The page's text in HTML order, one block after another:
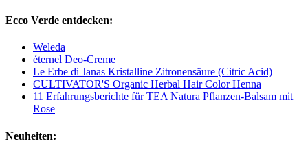
Ecco Verde entdecken:
Weleda
éternel Deo-Creme
Le Erbe di Janas Kristalline Zitronensäure (Citric Acid)
CULTIVATOR'S Organic Herbal Hair Color Henna
11 Erfahrungsberichte für TEA Natura Pflanzen-Balsam mit
Rose
Neuheiten: